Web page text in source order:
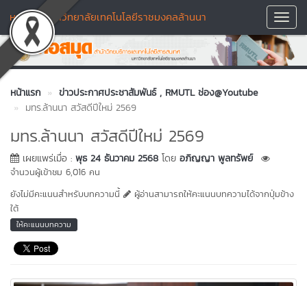
หอสมุด มหาวิทยาลัยเทคโนโลยีราชมงคลล้านนา
หน้าแรก ข่าวประกาศประชาสัมพันธ์ , RMUTL ช่อง@Youtube
มทร.ล้านนา สวัสดีปีใหม่ 2569
มทร.ล้านนา สวัสดีปีใหม่ 2569
เผยแพร่เมื่อ : พุธ 24 ธันวาคม 2568 โดย อภิญญา พูลทรัพย์
จำนวนผู้เข้าชม 6,016 คน
ยังไม่มีคะแนนสำหรับบทความนี้
ผู้อ่านสามารถให้คะแนนบทความได้จากปุ่มข้าง
ใต้
ให้คะแนนบทความ